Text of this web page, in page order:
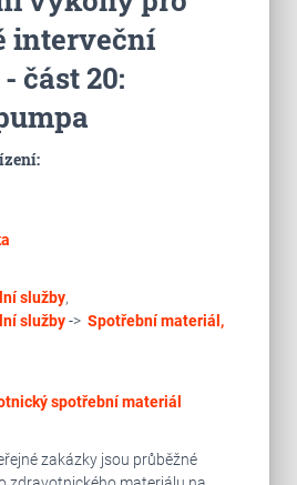
interveční
část 20:
služby,
služby-> Spotřební materiál,
spotřební materiál
zakázky jsou průběžné